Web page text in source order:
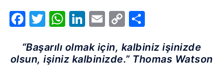
Facebook
Twitter
WhatsApp
LinkedIn
Email
Copy
“Başarılı olmak için, kalbiniz işinizde
olsun, işiniz kalbinizde.” Thomas Watson